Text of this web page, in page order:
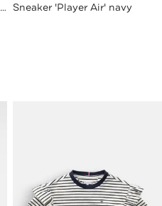
Sneaker 'Urban Solo' dunkelblau Sneaker 'Player Air' navy